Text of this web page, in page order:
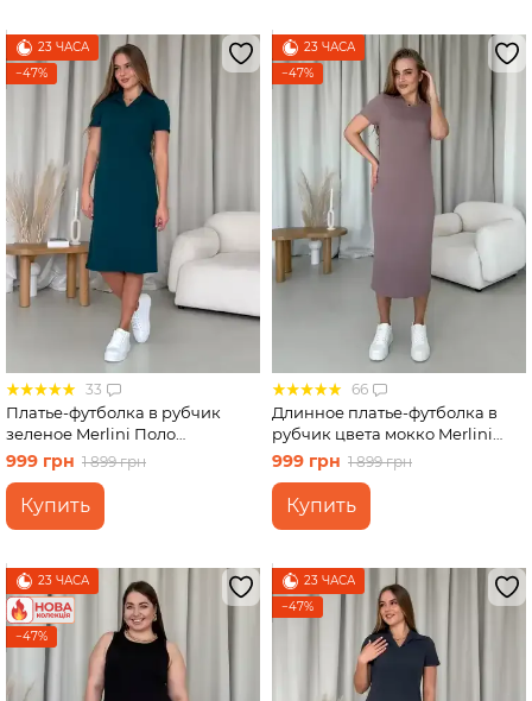
23 ЧАСА
−47%
33
Платье-футболка в рубчик
зеленое Merlini Поло
700001565 размер L-XL
999 грн 1 899 грн
Купить
23 ЧАСА
−47%
66
Длинное платье-футболка в
рубчик цвета мокко Merlini
Кассо 700000124 размер 42-44
999 грн 1 899 грн
Купить
23 ЧАСА
−47%
23 ЧАСА
−47%